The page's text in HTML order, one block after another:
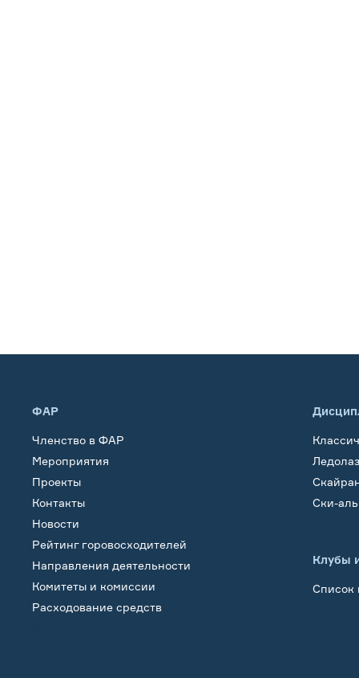
ФАР
Членство в ФАР
Мероприятия
Проекты
Контакты
Новости
Рейтинг горовосходителей
Направления деятельности
Комитеты и комиссии
Расходование средств
Ски-
Клубы
Список